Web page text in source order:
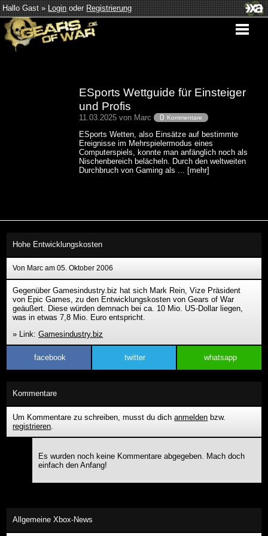
Hallo Gast »LoginoderRegistrierung
ESports Wettguide für Einsteiger
und Profis
11.03.2025 von Marc 0 Kommentare
ESports Wetten, also Einsätze auf bestimmte
Ereignisse im Mehrspielermodus eines
Computerspiels, konnte man anfänglich noch als
Nischenbereich belächeln. Durch den weltweiten
Durchbruch von Gaming als ... [mehr]
Hohe Entwicklungskosten
Von Marc am 05. Oktober 2006
Gegenüber Gamesindustry.biz hat sich Mark Rein, Vize Präsident
von Epic Games, zu den Entwicklungskosten von Gears of War
geäußert. Diese würden demnach bei ca. 10 Mio. US-Dollar liegen,
was in etwas 7,8 Mio. Euro entspricht.
» Link:Gamesindustry.biz
facebook twitter whatsapp
Kommentare
Um Kommentare zu schreiben, musst du dichanmelden bzw.
registrieren
Es wurden noch keine Kommentare abgegeben. Mach doch
einfach den Anfang!
Allgemeine Xbox-News